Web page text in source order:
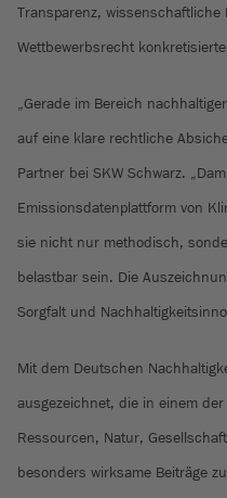
Transparenz, wissenschaftliche
Wettbewerbsrecht
„Gerade im Bereich
auf eine klare rechtliche
Partner bei SKW Schwarz.
Emissionsdatenplattform von
sie nicht nur methodisch,
belastbar sein. Die
Sorgfalt und
Mit dem Deutschen
ausgezeichnet, die in einem
Ressourcen, Natur,
besonders wirksame Beiträge